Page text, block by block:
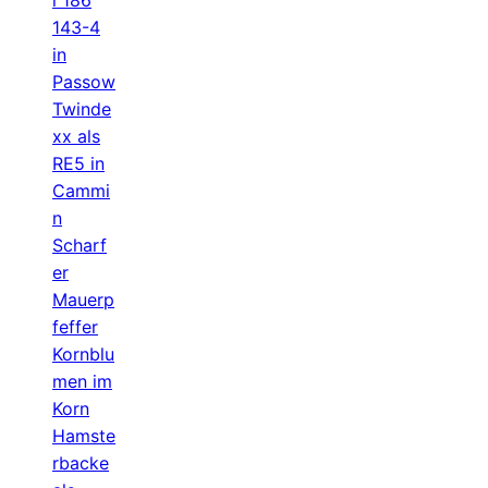
143-4
in
Passow
Twinde
xx als
RE5 in
Cammi
n
Scharf
er
Mauerp
feffer
Kornblu
men im
Korn
Hamste
rbacke